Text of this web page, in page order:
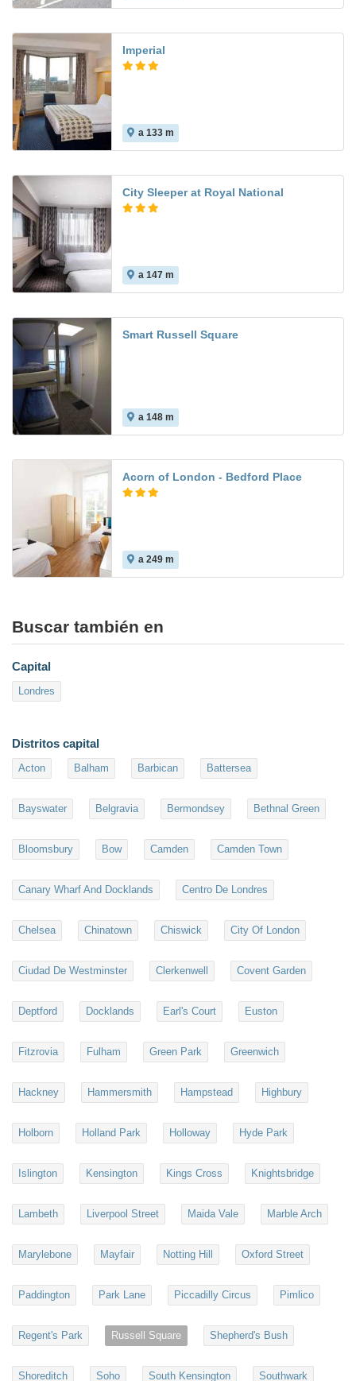
Imperial
a 133 m
City Sleeper at Royal National
a 147 m
Smart Russell Square
a 148 m
Acorn of London - Bedford Place
a 249 m
Buscar también en
Capital
Londres
Distritos capital
Acton Balham Barbican Battersea
Bayswater Belgravia Bermondsey Bethnal Green
Bloomsbury Bow Camden Camden Town
Canary Wharf And Docklands Centro De Londres
Chelsea Chinatown Chiswick City Of London
Ciudad De Westminster Clerkenwell Covent Garden
Deptford Docklands Earl's Court Euston
Fitzrovia Fulham Green Park Greenwich
Hackney Hammersmith Hampstead Highbury
Holborn Holland Park Holloway Hyde Park
Islington Kensington Kings Cross Knightsbridge
Lambeth Liverpool Street Maida Vale Marble Arch
Marylebone Mayfair Notting Hill Oxford Street
Paddington Park Lane Piccadilly Circus Pimlico
Regent's Park Russell Square Shepherd's Bush
Shoreditch Soho South Kensington Southwark